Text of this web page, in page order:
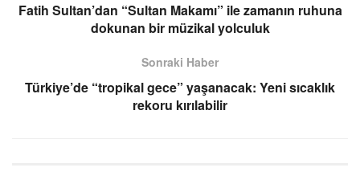
Fatih Sultan’dan “Sultan Makamı” ile zamanın ruhuna
dokunan bir müzikal yolculuk
Sonraki Haber
Türkiye’de “tropikal gece” yaşanacak: Yeni sıcaklık
rekoru kırılabilir